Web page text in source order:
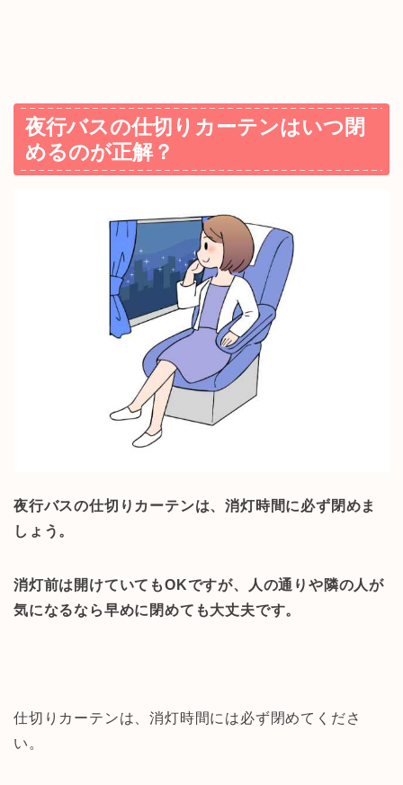
夜行バスの仕切りカーテンはいつ閉
めるのが正解？
夜行バスの仕切りカーテンは、消灯時間に必ず閉めま
しょう。
消灯前は開けていてもOKですが、人の通りや隣の人が
気になるなら早めに閉めても大丈夫です。
仕切りカーテンは、消灯時間には必ず閉めてくださ
い。